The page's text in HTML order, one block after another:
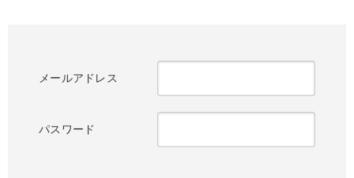
メールアドレス
パスワード